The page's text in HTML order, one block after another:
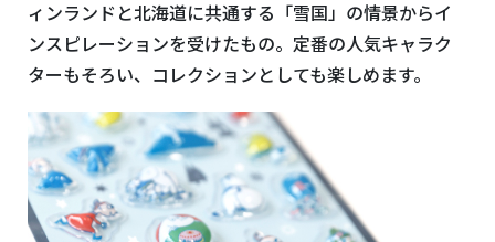
ィンランドと北海道に共通する「雪国」の情景からイ
ンスピレーションを受けたもの。定番の人気キャラク
ターもそろい、コレクションとしても楽しめます。